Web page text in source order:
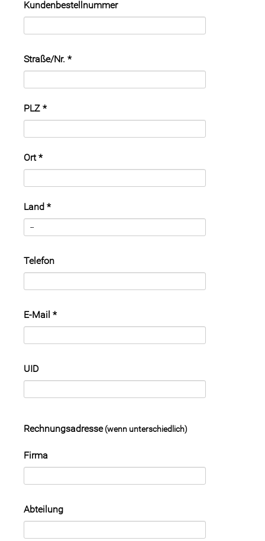
Kundenbestellnummer
Straße/Nr. *
PLZ *
Ort*
Land *
Telefon
E-Mail *
UID
Rechnungsadresse(wenn unterschiedlich)
Firma
Abteilung